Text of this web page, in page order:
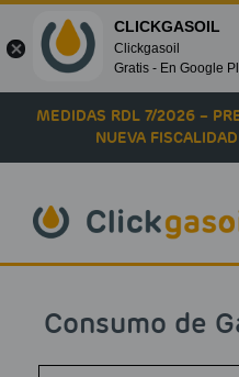
Skip to main content
MEDIDAS RDL 7/2026 –
NUEVA
Consumo de
CLICKGASOIL
Clickgasoil
Gratis - En Google